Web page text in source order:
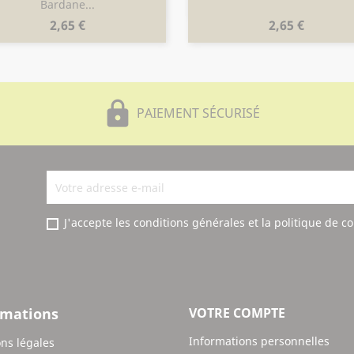
Bardane...
Prix
2,65 €
Aperçu rapide
Prix
2,65 €
lock PAIEMENT SÉCURISÉ
J'accepte les conditions générales et la politique de
légales
VOTRE COMPTE
Informations personnelles